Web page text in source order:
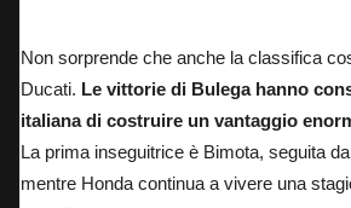
Non sorprende che anche la classifica
Ducati. Le vittorie di Bulega hanno
italiana di costruire un vantaggio
La prima inseguitrice è Bimota, seguita
mentre Honda continua a vivere una